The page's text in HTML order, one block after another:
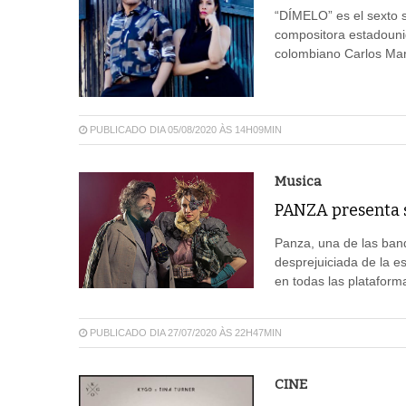
“DÍMELO” es el
compositora
colombiano Carlos
PUBLICADO DIA 05/08/2020 ÀS 14H09MIN
Musica
PANZA
Panza, una de las
desprejuiciada de la
en todas las
PUBLICADO DIA 27/07/2020 ÀS 22H47MIN
CINE